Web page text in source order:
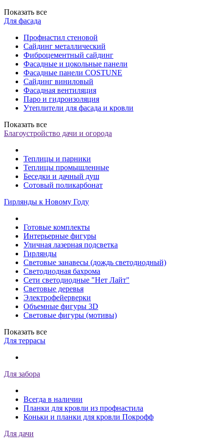
Показать все
Для фасада
Профнастил стеновой
Сайдинг металлический
Фиброцементный сайдинг
Фасадные и цокольные панели
Фасадные панели COSTUNE
Сайдинг виниловый
Фасадная вентиляция
Паро и гидроизоляция
Утеплители для фасада и кровли
Показать все
Благоустройство дачи и огорода
Теплицы и парники
Теплицы промышленные
Беседки и дачный душ
Сотовый поликарбонат
Гирлянды к Новому Году
Готовые комплекты
Интерьерные фигуры
Уличная лазерная подсветка
Гирлянды
Световые занавесы (дождь светодиодный)
Светодиодная бахрома
Сети светодиодные "Нет Лайт"
Световые деревья
Электрофейерверки
Объемные фигуры 3D
Световые фигуры (мотивы)
Показать все
Для террасы
Для забора
Всегда в наличии
Планки для кровли из профнастила
Коньки и планки для кровли Покрофф
Для дачи